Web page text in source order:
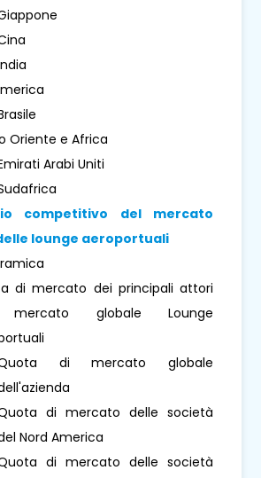
Oriente e Africa
Arabi Uniti
competitivo del mercato
lounge aeroportuali
di mercato dei principali attori
globale Lounge
di mercato globale
di mercato delle società
Nord America
di mercato delle società